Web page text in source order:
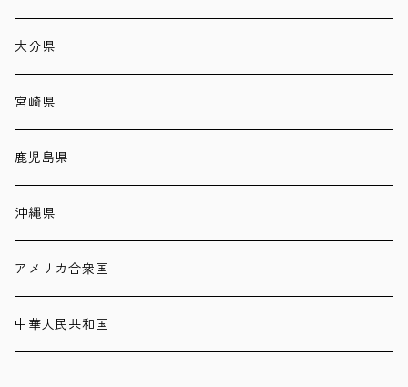
大分県
宮崎県
鹿児島県
沖縄県
アメリカ合衆国
中華人民共和国